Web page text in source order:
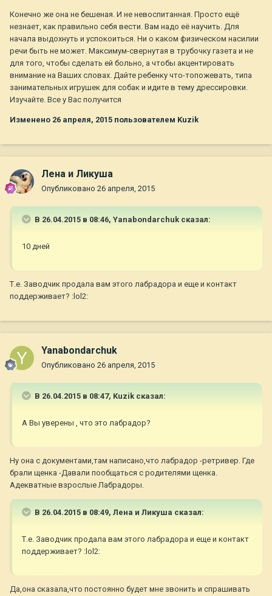
Конечно же она не бешеная. И не невоспитанная. Просто ещё
незнает, как правильно себя вести. Вам надо её научить. Для
начала выдохнуть и успокоиться. Ни о каком физическом насилии
речи быть не может. Максимум-свернутая в трубочку газета и не
для того, чтобы сделать ей больно, а чтобы акцентировать
внимание на Ваших словах. Дайте ребенку что-топожевать, типа
занимательных игрушек для собак и идите в тему дрессировки.
Изучайте. Все у Вас получится
Изменено 26 апреля, 2015 пользователем Kuzik
Лена и Ликуша
Опубликовано 26 апреля, 2015
В 26.04.2015 в 08:46, Yanabondarchuk сказал:
10 дней
Т.е. Заводчик продала вам этого лабрадора и еще и контакт
поддерживает? :lol2:
Yanabondarchuk
Опубликовано 26 апреля, 2015
В 26.04.2015 в 08:47, Kuzik сказал:
А Вы уверены , что это лабрадор?
Ну она с документами,там написано,что лабрадор -ретривер. Где
брали щенка -Давали пообщаться с родителями щенка.
Адекватные взрослые Лабрадоры.
В 26.04.2015 в 08:49, Лена и Ликуша сказал:
Т.е. Заводчик продала вам этого лабрадора и еще и контакт
поддерживает? :lol2:
Да,она сказала,что постоянно будет мне звонить и спрашивать